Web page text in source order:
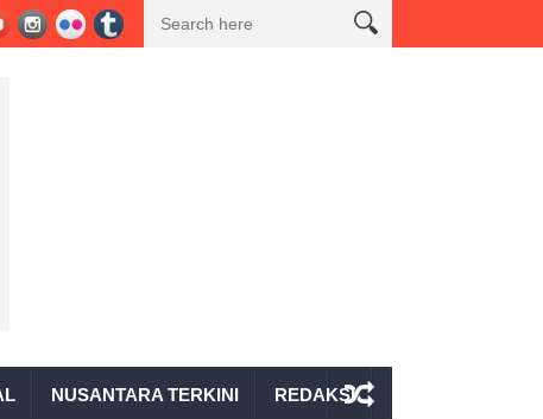
Persiapan HUT Ke-81 Kemerdekaan RI Bersama Pemkab Tanggamus,
NUSANTARA TERKINI REDAKSI